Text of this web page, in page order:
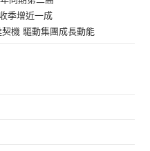
季增近一成
機 驅動集團成長動能